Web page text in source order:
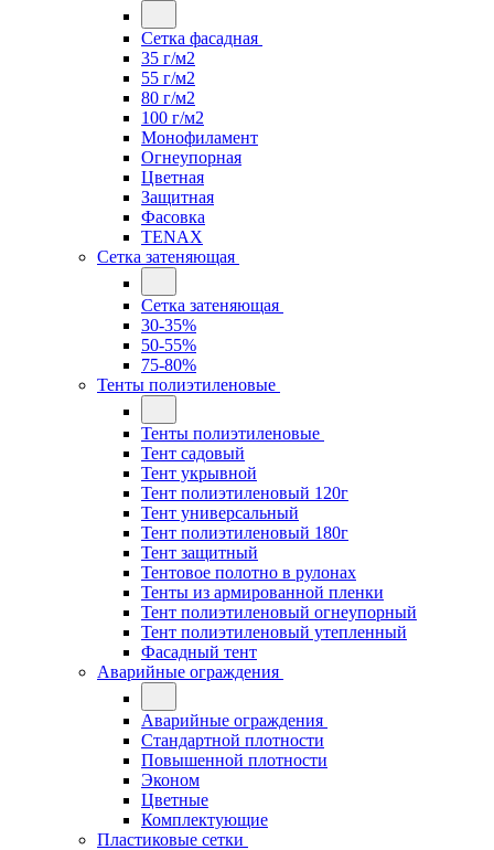
Сетка фасадная
35 г/м2
55 г/м2
80 г/м2
100 г/м2
Монофиламент
Огнеупорная
Цветная
Защитная
Фасовка
TENAX
Сетка затеняющая
Сетка затеняющая
30-35%
50-55%
75-80%
Тенты полиэтиленовые
Тенты полиэтиленовые
Тент садовый
Тент укрывной
Тент полиэтиленовый 120г
Тент универсальный
Тент полиэтиленовый 180г
Тент защитный
Тентовое полотно в рулонах
Тенты из армированной пленки
Тент полиэтиленовый огнеупорный
Тент полиэтиленовый утепленный
Фасадный тент
Аварийные ограждения
Аварийные ограждения
Стандартной плотности
Повышенной плотности
Эконом
Цветные
Комплектующие
Пластиковые сетки